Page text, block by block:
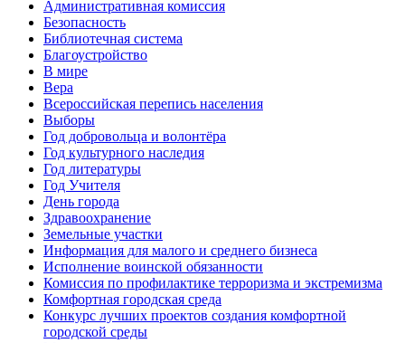
Административная комиссия
Безопасность
Библиотечная система
Благоустройство
В мире
Вера
Всероссийская перепись населения
Выборы
Год добровольца и волонтёра
Год культурного наследия
Год литературы
Год Учителя
День города
Здравоохранение
Земельные участки
Информация для малого и среднего бизнеса
Исполнение воинской обязанности
Комиссия по профилактике терроризма и экстремизма
Комфортная городская среда
Конкурс лучших проектов создания комфортной
городской среды